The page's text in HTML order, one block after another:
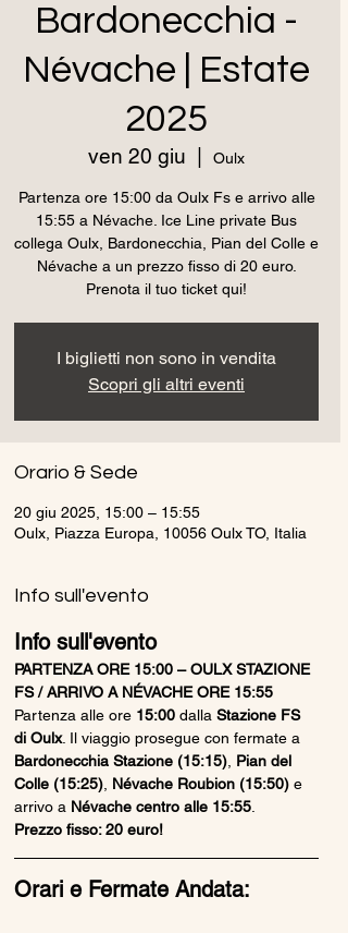
Bardonecchia -
Névache | Estate
2025
ven 20 giu Oulx
Partenza ore 15:00 da Oulx Fs e arrivo alle
15:55 a Névache. Ice Line private Bus
collega Oulx, Bardonecchia, Pian del Colle e
Névache a un prezzo fisso di 20 euro.
Prenota il tuo ticket qui!
I biglietti non sono in vendita
Scopri gli altri eventi
Orario & Sede
20 giu 2025, 15:00 – 15:55
Oulx, Piazza Europa, 10056 Oulx TO, Italia
Info sull'evento
Info sull'evento
PARTENZA ORE 15:00 – OULX STAZIONE
FS / ARRIVO A NÉVACHE ORE 15:55
Partenza alle ore 15:00 dalla Stazione FS
di Oulx. Il viaggio prosegue con fermate a
Bardonecchia Stazione (15:15) Pian del
Colle (15:25) Névache Roubion (15:50) e
arrivo a Névache centro alle 15:55
Prezzo fisso: 20 euro!
Orari e Fermate Andata: